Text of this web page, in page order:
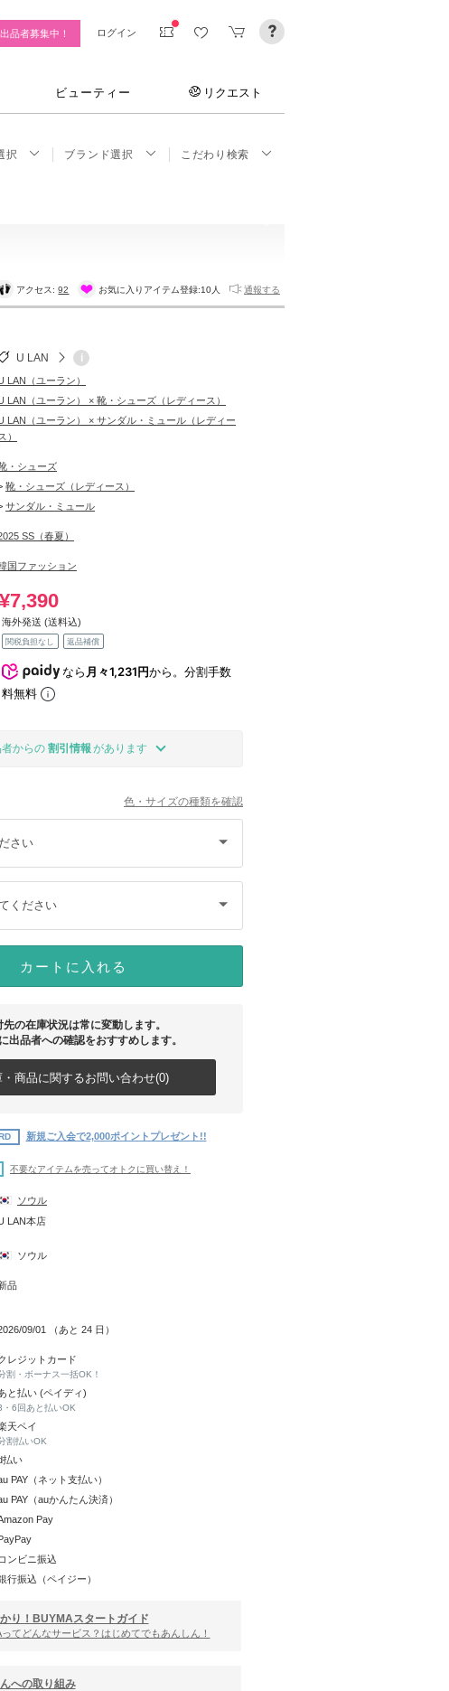
出品者募集中！ ログイン
ビューティー リクエスト
択 ブランド選択 こだわり検索
アクセス:92 お気に入りアイテム登録:10人 通報する
U LAN i
LAN（ユーラン）
LAN（ユーラン） × 靴・シューズ（レディース）
LAN（ユーラン） × サンダル・ミュール（レディー
）
・シューズ
靴・シューズ（レディース）
サンダル・ミュール
SS（春夏）
国ファッション
¥7,390
海外発送 (送料込)
関税負担なし 返品補償
なら月々1,231円から。分割手数
料無料
からの 割引情報 があります
色・サイズの種類を確認
さい
ください
カートに入れる
先の在庫状況は常に変動します。
出品者への確認をおすすめします。
・商品に関するお問い合わせ(0)
新規ご入会で2,000ポイントプレゼント!!
不要なアイテムを売ってオトクに買い替え！
ソウル
LAN本店
ソウル
品
09/01 （あと 24 日）
レジットカード
割・ボーナス一括OK！
と払い (ペイディ)
・6回あと払いOK
天ペイ
割払いOK
払い
PAY（ネット支払い）
PAY（auかんたん決済）
Pay
コンビニ振込
行振込（ペイジー）
り！BUYMAスタートガイド
ってどんなサービス？はじめてでもあんしん！
への取り組み